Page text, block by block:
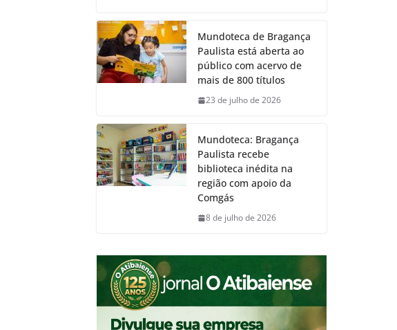
Mundoteca de Bragança
Paulista está aberta ao
público com acervo de
mais de 800 títulos
23 de julho de 2026
Mundoteca: Bragança
Paulista recebe
biblioteca inédita na
região com apoio da
Comgás
8 de julho de 2026